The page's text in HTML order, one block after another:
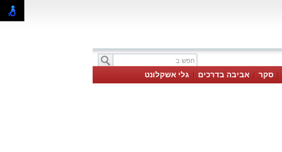
סקר אביבה בדרכים גלי אשקלונט